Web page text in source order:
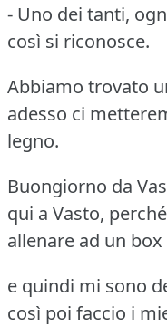
- Uno dei tanti,
così si riconosce.
Abbiamo trovato
adesso ci
legno.
Buongiorno da
qui a Vasto,
allenare ad un
e quindi mi sono
così poi faccio i